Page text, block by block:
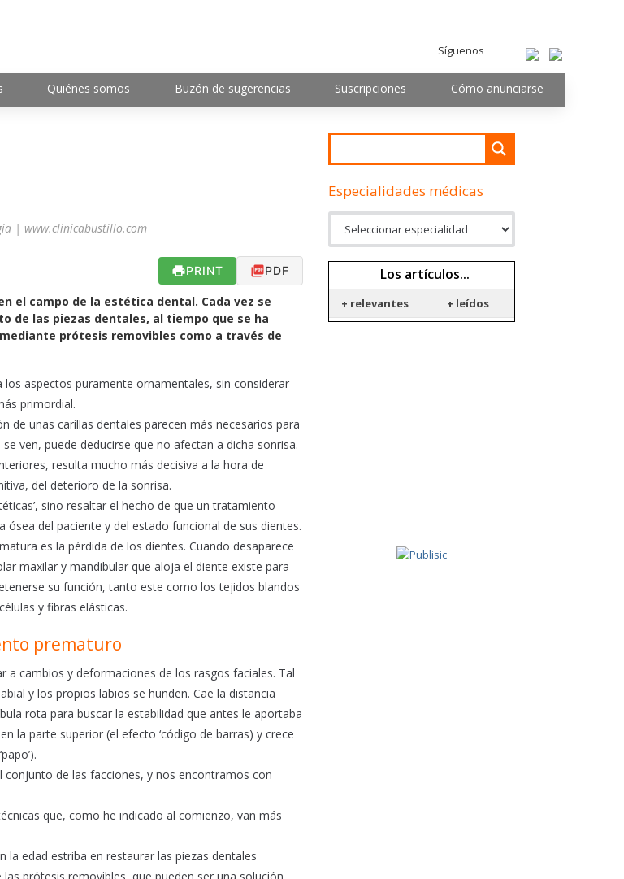
Síguenos
Quiénes somos Buzón de sugerencias Suscripciones Cómo anunciarse
| www.clinicabustillo.com
PRINT PDF
el campo de la estética dental. Cada vez se
de las piezas dentales, al tiempo que se ha
prótesis removibles como a través de
aspectos puramente ornamentales, sin considerar
primordial.
de unas carillas dentales parecen más necesarios para
ven, puede deducirse que no afectan a dicha sonrisa.
resulta mucho más decisiva a la hora de
del deterioro de la sonrisa.
sino resaltar el hecho de que un tratamiento
del paciente y del estado funcional de sus dientes.
es la pérdida de los dientes. Cuando desaparece
maxilar y mandibular que aloja el diente existe para
su función, tanto este como los tejidos blandos
y fibras elásticas.
prematuro
cambios y deformaciones de los rasgos faciales. Tal
y los propios labios se hunden. Cae la distancia
rota para buscar la estabilidad que antes le aportaba
la parte superior (el efecto ‘código de barras) y crece
de las facciones, y nos encontramos con
que, como he indicado al comienzo, van más
edad estriba en restaurar las piezas dentales
Especialidades médicas
Los artículos...
+ relevantes + leídos